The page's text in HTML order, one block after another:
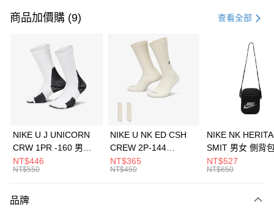
信用卡一次付款
3 期 0 利率 每期 21家銀行
合作金庫商業銀行
第一商業銀行
華南商業銀行
彰化商業銀行
上海商業儲蓄銀行
元大商業銀行
台灣樂天信用卡公司
Apple Pay
全盈+PAY
AFTEE先享後付
【關於「AFTEE先享後付」】
商品加價購 (9) 查看全部
NIKE U J UNICORN
CRW 1PR -160 男女
中統襪 FZ3393100
NT$446
NT$550
NIKE U NK ED CSH
CREW 2P-144
EMBRDY 男女 短統襪
FZ3073133
NT$365
NT$450
NIKE NK
SMIT 男女 側背
BA5871010
NT$527
NT$650
品牌